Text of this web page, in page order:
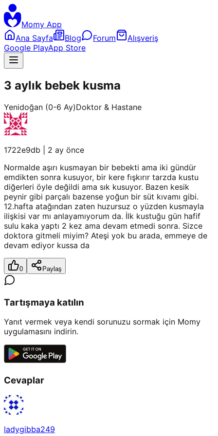
Momy App
Ana Sayfa
Blog Forum
Alışveriş
Google PlayApp Store
3 aylık bebek kusma
Yenidoğan (0-6 Ay)Doktor & Hastane
1722e9db
2 ay önce
Normalde aşırı kusmayan bir bebekti ama iki gündür
emdikten sonra kusuyor, bir kere fışkırır tarzda kustu
diğerleri öyle değildi ama sık kusuyor. Bazen kesik
peynir gibi parçalı bazense yoğun bir süt kıvamı gibi.
12.hafta atağından zaten huzursuz o yüzden kusmayla
ilişkisi var mı anlayamıyorum da. İlk kustuğu gün hafif
sulu kaka yaptı 2 kez ama devam etmedi sonra. Sizce
doktora gitmeli miyim? Ateşi yok bu arada, emmeye de
devam ediyor kussa da
0 Paylaş
Tartışmaya katılın
Yanıt vermek veya kendi sorunuzu sormak için Momy
uygulamasını indirin.
Cevaplar
ladygibba249